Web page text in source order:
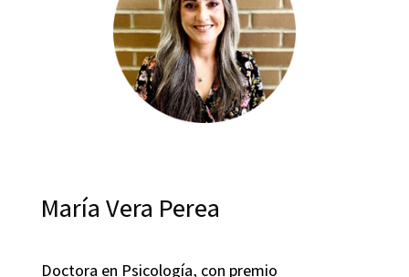
María Vera Perea
Doctora en Psicología, con premio